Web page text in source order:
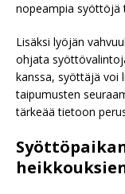
nopeampia syöttöjä
Lisäksi lyöjän
ohjata
kanssa, syöttäjä voi
taipumusten
tärkeää tietoon